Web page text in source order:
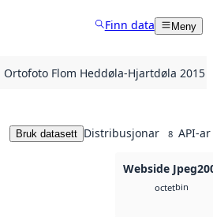
Finn data Meny
Ortofoto Flom Heddøla-Hjartdøla 2015
Bruk datasett Distribusjonar 8 API-ar
Webside
octetbin